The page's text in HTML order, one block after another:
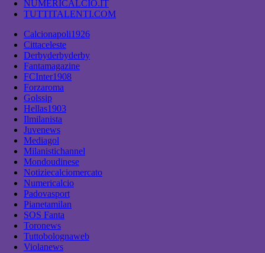
NUMERICALCIO.IT
TUTTITALENTI.COM
Calcionapoli1926
Cittaceleste
Derbyderbyderby
Fantamagazine
FCInter1908
Forzaroma
Golssip
Hellas1903
Ilmilanista
Juvenews
Mediagol
Milanistichannel
Mondoudinese
Notiziecalciomercato
Numericalcio
Padovasport
Pianetamilan
SOS Fanta
Toronews
Tuttobolognaweb
Violanews